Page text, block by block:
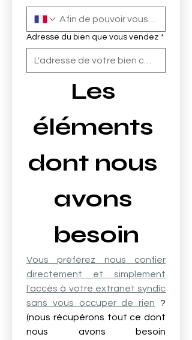
Adresse du bien que vous vendez *
Les
éléments
dont nous
avons
besoin
Vous préférez nous confier
directement et simplement
l'accès à votre extranet syndic
sans vous occuper de rien ?
(nous récupérons tout ce dont
nous avons besoin